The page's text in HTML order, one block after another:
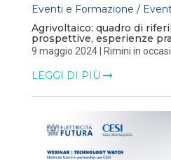
Eventi e Formazione /
Agrivoltaico: quadro di
prospettive, esperienze
9 maggio 2024 | Rimini in
LEGGI DI PIÙ